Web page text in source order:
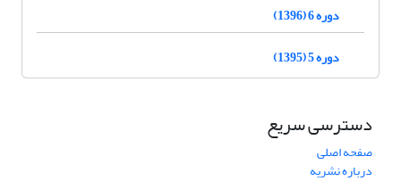
دوره 6 (1396)
دوره 5 (1395)
دسترسی سریع
صفحه اصلی
درباره نشریه